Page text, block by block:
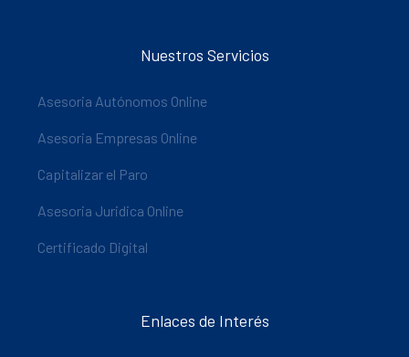
Nuestros Servicios
Asesoria Autónomos Online
Asesoria Empresas Online
Capitalizar el Paro
Asesoria Juridica Online
Certificado Digital
Enlaces de Interés